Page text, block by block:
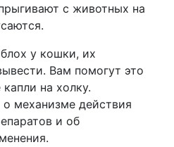
с животных на
у кошки, их
Вам помогут это
на холку.
механизме действия
и об